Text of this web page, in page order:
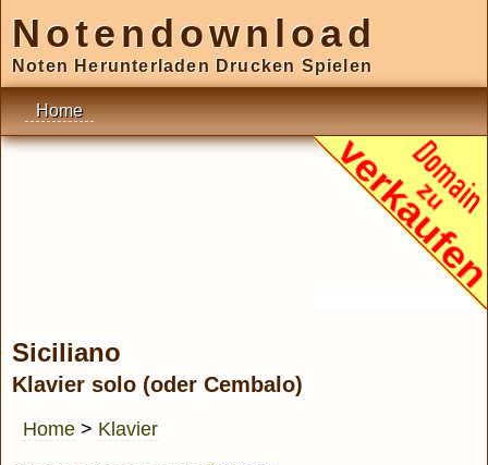
Notendownload
Noten Herunterladen Drucken Spielen
Home
Siciliano
Klavier solo (oder Cembalo)
Home > Klavier